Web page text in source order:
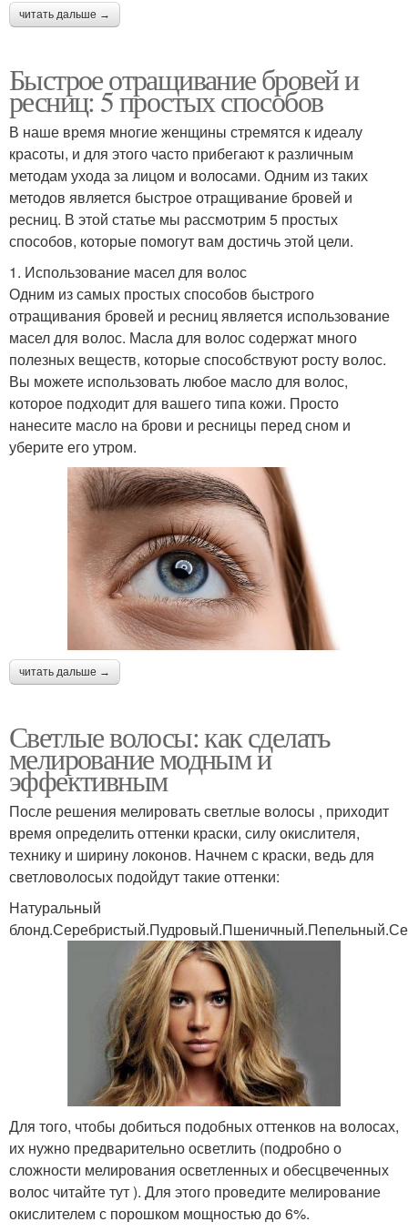
читать дальше →
Быстрое отращивание бровей и
ресниц: 5 простых способов
В наше время многие женщины стремятся к идеалу
красоты, и для этого часто прибегают к различным
методам ухода за лицом и волосами. Одним из таких
методов является быстрое отращивание бровей и
ресниц. В этой статье мы рассмотрим 5 простых
способов, которые помогут вам достичь этой цели.
1. Использование масел для волос
Одним из самых простых способов быстрого
отращивания бровей и ресниц является использование
масел для волос. Масла для волос содержат много
полезных веществ, которые способствуют росту волос.
Вы можете использовать любое масло для волос,
которое подходит для вашего типа кожи. Просто
нанесите масло на брови и ресницы перед сном и
уберите его утром.
читать дальше →
Светлые волосы: как сделать
мелирование модным и
эффективным
После решения мелировать светлые волосы , приходит
время определить оттенки краски, силу окислителя,
технику и ширину локонов. Начнем с краски, ведь для
светловолосых подойдут такие оттенки:
Натуральный
Для того, чтобы добиться подобных оттенков на волосах,
их нужно предварительно осветлить (подробно о
сложности мелирования осветленных и обесцвеченных
волос читайте тут ). Для этого проведите мелирование
окислителем с порошком мощностью до 6%.